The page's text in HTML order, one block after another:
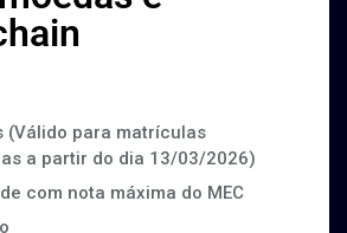
(Válido para matrículas
a partir do dia 13/03/2026)
com nota máxima do MEC